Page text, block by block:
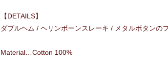
【DETAILS】
ダブルヘム / ヘリンボーンスレーキ / メタルボタンの
Material…Cotton 100%